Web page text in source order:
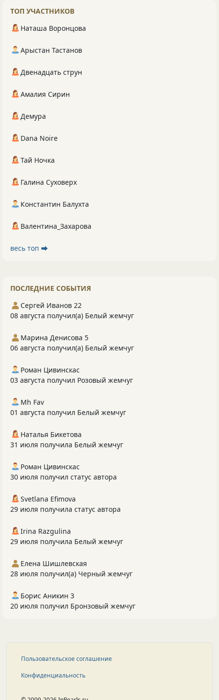
ТОП УЧАСТНИКОВ
Наташа Воронцова
Арыстан Тастанов
Двенадцать струн
Амалия Сирин
Демура
Dana Noire
Тай Ночка
Галина Суховерх
Константин Балухта
Валентина_Захарова
весь топ ⮕
ПОСЛЕДНИЕ СОБЫТИЯ
Сергей Иванов 22
08 августа получил(а) Белый жемчуг
Марина Денисова 5
06 августа получил(а) Белый жемчуг
Роман Цивинскас
03 августа получил Розовый жемчуг
Mh Fav
01 августа получил Белый жемчуг
Наталья Бикетова
31 июля получила Белый жемчуг
Роман Цивинскас
30 июля получил статус автора
Svetlana Efimova
29 июля получила статус автора
Irina Razgulina
29 июля получила Белый жемчуг
Елена Шишлевская
28 июля получил(а) Черный жемчуг
Борис Аникин 3
20 июля получил Бронзовый жемчуг
Пользовательское соглашение
Конфиденциальность